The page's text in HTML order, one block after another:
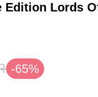
Lords
-65%